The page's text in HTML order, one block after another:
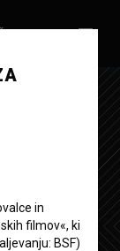
in
filmov«, ki
BSF)